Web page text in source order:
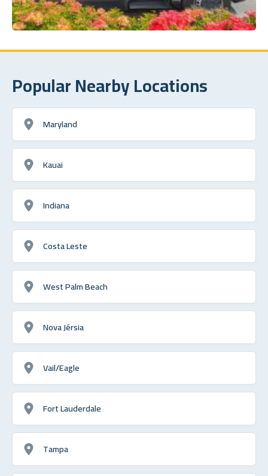
Popular Nearby Locations
Maryland
Kauai
Indiana
Costa Leste
West Palm Beach
Nova Jérsia
Vail/Eagle
Fort Lauderdale
Tampa